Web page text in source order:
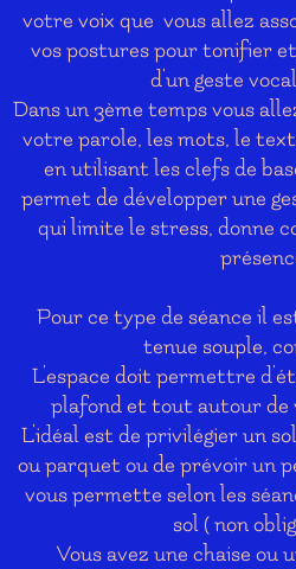
votre voix que vous allez
vos postures pour tonifier
d'un geste
Dans un 3ème temps vous
votre parole, les mots, le
en utilisant les clefs de
permet de développer une
qui limite le stress, donne
Pour ce type de séance il
tenue souple,
L'espace doit permettre
plafond et tout autour de
L'idéal est de privilégier un
ou parquet ou de prévoir un
vous permette selon les
sol ( non
Vous avez une chaise ou